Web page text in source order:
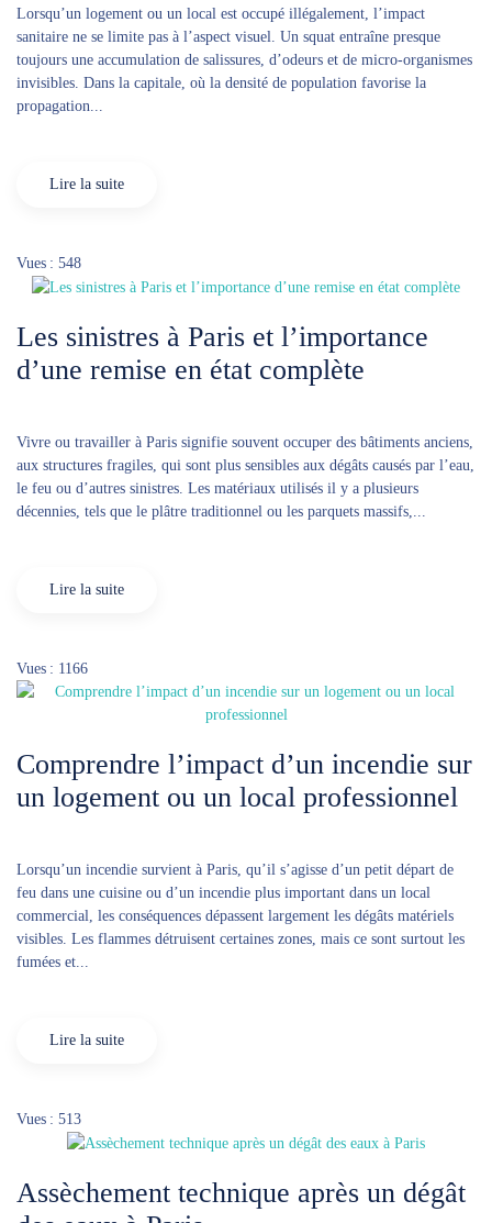
Lorsqu’un logement ou un local est occupé illégalement, l’impact
sanitaire ne se limite pas à l’aspect visuel. Un squat entraîne presque
toujours une accumulation de salissures, d’odeurs et de micro-organismes
invisibles. Dans la capitale, où la densité de population favorise la
propagation...
Lire la suite
Vues : 548
Les sinistres à Paris et l’importance
d’une remise en état complète
Vivre ou travailler à Paris signifie souvent occuper des bâtiments anciens,
aux structures fragiles, qui sont plus sensibles aux dégâts causés par l’eau,
le feu ou d’autres sinistres. Les matériaux utilisés il y a plusieurs
décennies, tels que le plâtre traditionnel ou les parquets massifs,...
Lire la suite
Vues : 1166
Comprendre l’impact d’un incendie sur
un logement ou un local professionnel
Lorsqu’un incendie survient à Paris, qu’il s’agisse d’un petit départ de
feu dans une cuisine ou d’un incendie plus important dans un local
commercial, les conséquences dépassent largement les dégâts matériels
visibles. Les flammes détruisent certaines zones, mais ce sont surtout les
fumées et...
Lire la suite
Vues : 513
Assèchement technique après un dégât